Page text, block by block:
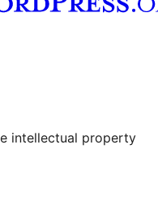
запись в Tumblr
intellectual property